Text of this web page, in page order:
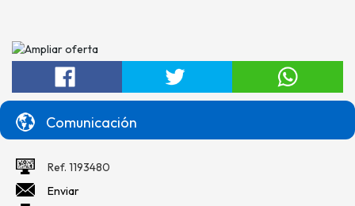
Comunicación
Ref. 1193480
Enviar